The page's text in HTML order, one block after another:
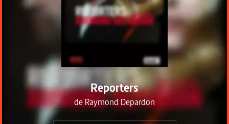
Reporters
de Raymond Depardon